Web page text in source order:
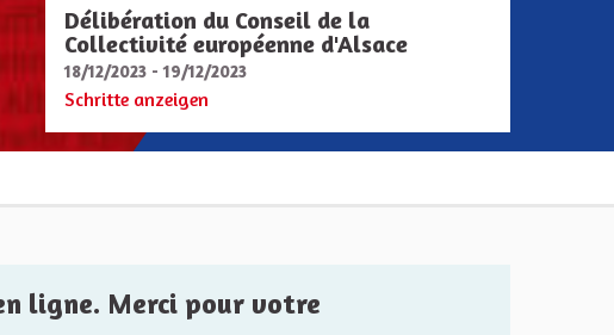
Délibération du Conseil de la
Collectivité européenne d'Alsace
18/12/2023 - 19/12/2023
Schritte anzeigen
ligne. Merci pour votre